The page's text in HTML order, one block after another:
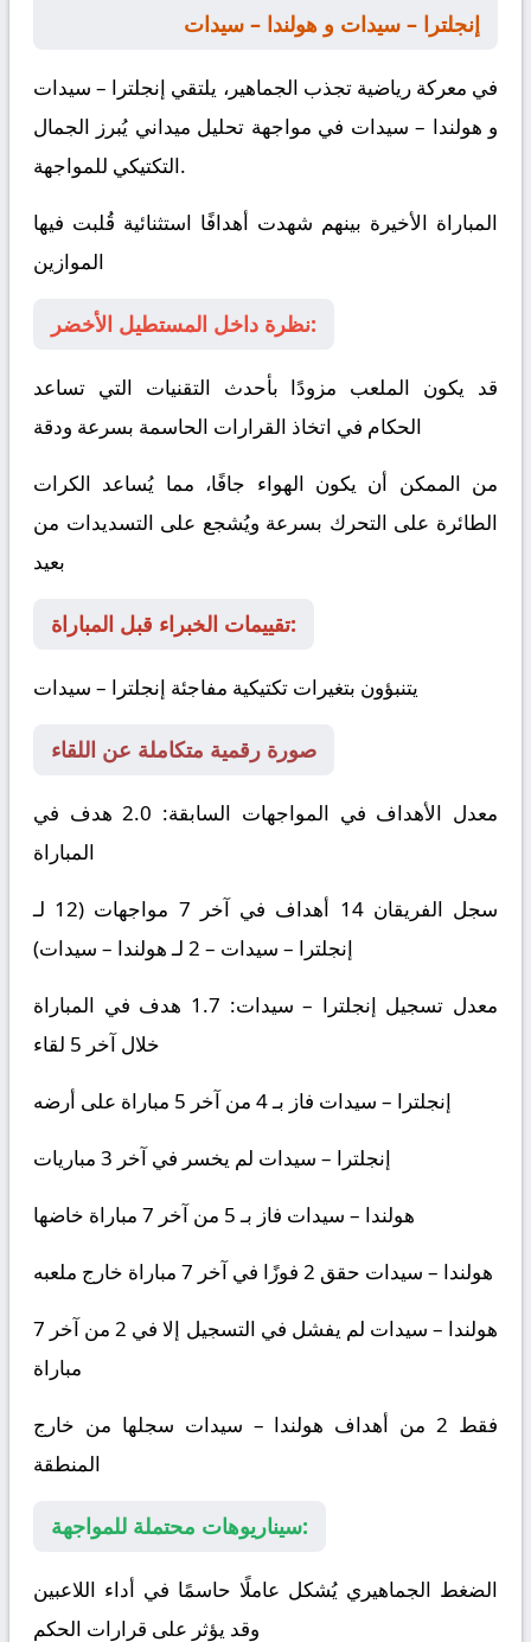
إنجلترا – سيدات و هولندا – سيدات
في معركة رياضية تجذب الجماهير، يلتقي إنجلترا – سيدات
و هولندا – سيدات في مواجهة تحليل ميداني يُبرز الجمال
التكتيكي للمواجهة.
المباراة الأخيرة بينهم شهدت أهدافًا استثنائية قُلبت فيها
الموازين
نظرة داخل المستطيل الأخضر:
قد يكون الملعب مزودًا بأحدث التقنيات التي تساعد
الحكام في اتخاذ القرارات الحاسمة بسرعة ودقة
من الممكن أن يكون الهواء جافًا، مما يُساعد الكرات
الطائرة على التحرك بسرعة ويُشجع على التسديدات من
بعيد
تقييمات الخبراء قبل المباراة:
يتنبؤون بتغيرات تكتيكية مفاجئة إنجلترا – سيدات
صورة رقمية متكاملة عن اللقاء
معدل الأهداف في المواجهات السابقة: 2.0 هدف في
المباراة
سجل الفريقان 14 أهداف في آخر 7 مواجهات (12 لـ
إنجلترا – سيدات – 2 لـ هولندا – سيدات)
معدل تسجيل إنجلترا – سيدات
: 1.7 هدف في المباراة
خلال آخر 5 لقاء
إنجلترا – سيدات فاز بـ 4 من آخر 5 مباراة على أرضه
إنجلترا – سيدات لم يخسر في آخر 3 مباريات
هولندا – سيدات فاز بـ 5 من آخر 7 مباراة خاضها
هولندا – سيدات حقق 2 فوزًا في آخر 7 مباراة خارج ملعبه
هولندا – سيدات
لم يفشل في التسجيل إلا في 2 من آخر 7
مباراة
فقط 2 من أهداف هولندا – سيدات سجلها من خارج
المنطقة
سيناريوهات محتملة للمواجهة:
الضغط الجماهيري يُشكل عاملًا حاسمًا في أداء اللاعبين
وقد يؤثر على قرارات الحكم